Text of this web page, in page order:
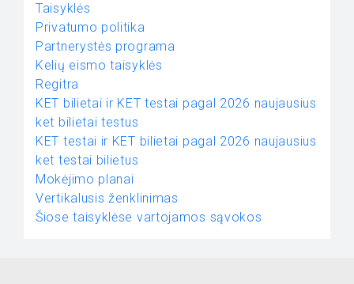
Taisyklės
Privatumo politika
Partnerystės programa
Kelių eismo taisyklės
Regitra
KET bilietai ir KET testai pagal 2026 naujausius
ket bilietai testus
KET testai ir KET bilietai pagal 2026 naujausius
ket testai bilietus
Mokėjimo planai
Vertikalusis ženklinimas
Šiose taisyklėse vartojamos sąvokos